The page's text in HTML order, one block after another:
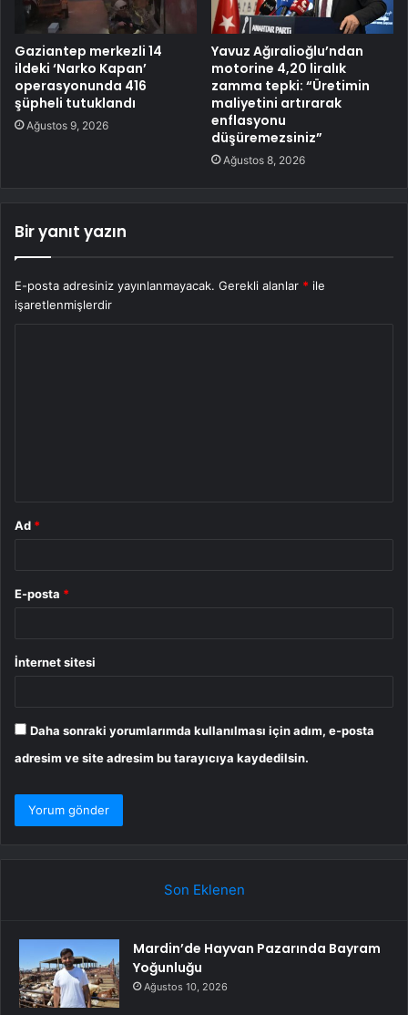
Gaziantep merkezli 14
ildeki ‘Narko Kapan’
operasyonunda 416
şüpheli tutuklandı
Ağustos 9, 2026
Yavuz Ağıralioğlu’ndan
motorine 4,20 liralık
zamma tepki: “Üretimin
maliyetini artırarak
enflasyonu
düşüremezsiniz”
Ağustos 8, 2026
Bir yanıt yazın
E-posta adresiniz yayınlanmayacak. Gerekli alanlar * ile
işaretlenmişlerdir
Ad *
E-posta *
İnternet sitesi
Daha sonraki yorumlarımda kullanılması için adım, e-posta
adresim ve site adresim bu tarayıcıya kaydedilsin.
Son Eklenen
Mardin’de Hayvan Pazarında Bayram
Yoğunluğu
Ağustos 10, 2026